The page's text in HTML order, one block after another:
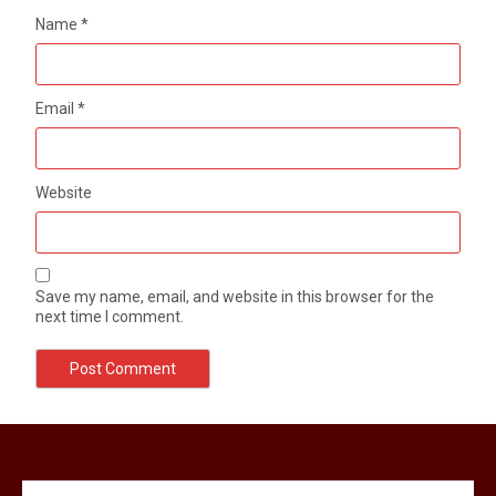
Name*
Email*
Website
Save my name, email, and website in this browser for the
next time I comment.
उठाकर खाते कुत्ते का वीडियो इंटरनेट पर जमकर